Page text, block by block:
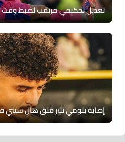
تعديل تحكيمي مرتقب لضبط وقت
إصابة بلومي تثير قلق هال سيتي